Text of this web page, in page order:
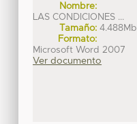
Nombre:
LAS CONDICIONES ...
Tamaño: 4.488Mb
Formato:
Microsoft Word 2007
Ver documento